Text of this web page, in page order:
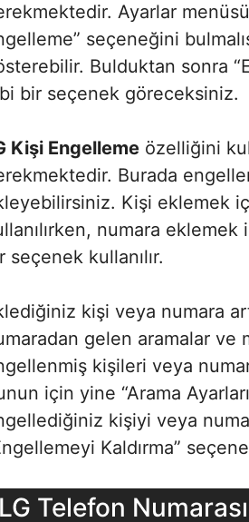
Ayarlar
seçeneğini
Bulduktan sonra
bir seçenek göreceksiniz.
Kişi Engelleme özelliğini
Burada
Kişi eklemek
numara eklemek
seçenek kullanılır.
kişi veya numara
gelen aramalar
kişileri veya
için yine “Arama
kişiyi veya
Kaldırma”
LG Telefon